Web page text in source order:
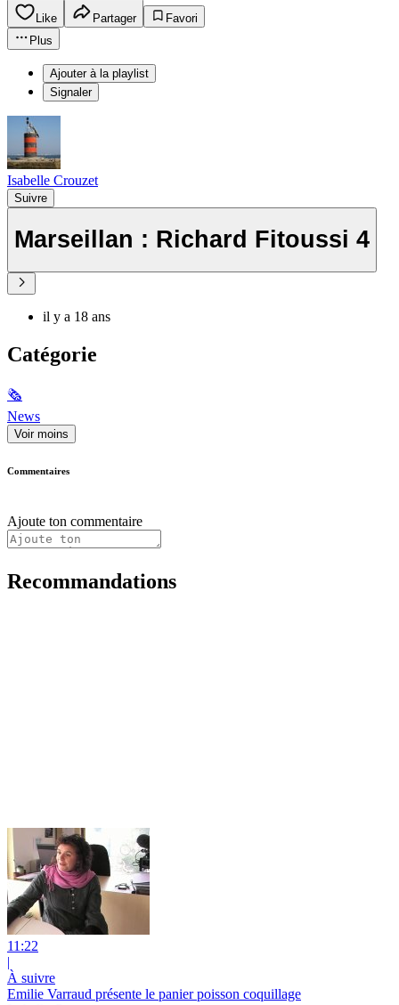
Like Partager
Favori
Plus
Ajouter à la playlist
Signaler
Isabelle Crouzet
Suivre
Marseillan : Richard Fitoussi 4
il y a 18 ans
Catégorie
🗞
News
Voir moins
Commentaires
Ajoute ton commentaire
Recommandations
11:22
|
À suivre
Emilie Varraud présente le panier poisson coquillage